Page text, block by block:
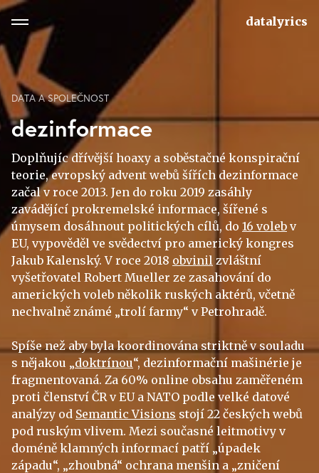
datalyrics
DATA A SPOLEČNOST
dezinformace
Doplňujíc dřívější hoaxy a soběstačné konspirační
teorie, evropský advent webů šířích dezinformace
začal v roce 2013. Jen do roku 2019 zasáhly
zavádějící prokremelské informace, šířené s
úmysem dosáhnout politických cílů, do 16 voleb v
EU, vypověděl ve svědectví pro americký kongres
Jakub Kalenský. V roce 2018 obvinil zvláštní
vyšetřovatel Robert Mueller ze zasahování do
amerických voleb několik ruských aktérů, včetně
nechvalně známé „trolí farmy“ v Petrohradě.
Spíše než aby byla koordinována striktně v souladu
s nějakou „doktrínou“, dezinformační mašinérie je
fragmentovaná. Za 60% online obsahu zaměřeném
proti členství ČR v EU a NATO podle velké datové
analýzy od Semantic Visions stojí 22 českých webů
pod ruským vlivem. Mezi současné leitmotivy v
doméně klamných informací patří „úpadek
západu“, „zhoubná“ ochrana menšin a „zničení